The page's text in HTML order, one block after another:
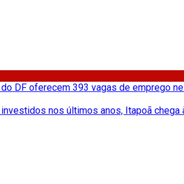
DF oferecem 393 vagas de emprego
nos últimos anos, Itapoã chega